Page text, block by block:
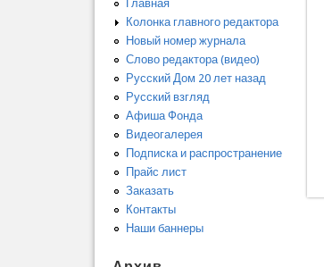
Главная
Колонка главного редактора
Новый номер журнала
Слово редактора (видео)
Русский Дом 20 лет назад
Русский взгляд
Афиша Фонда
Видеогалерея
Подписка и распространение
Прайс лист
Заказать
Контакты
Наши баннеры